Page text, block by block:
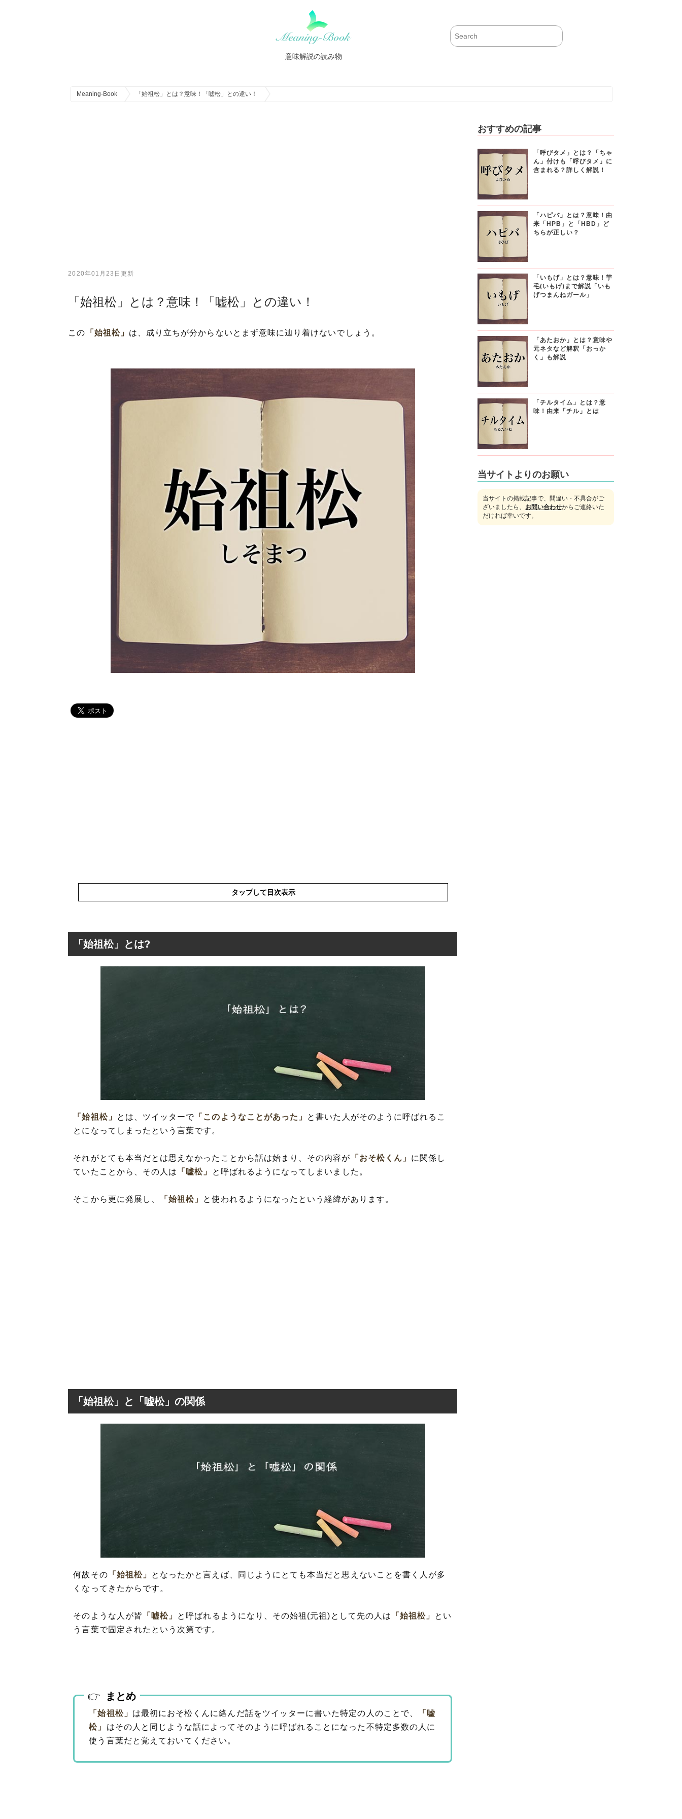
意味解説の読み物
Meaning-Book 「始祖松」とは？意味！「嘘松」との違い！
2020年01月23日更新
「始祖松」とは？意味！「嘘松」との違い！
この 「始祖松」 は、成り立ちが分からないとまず意味に辿り着けないでしょう。
タップして目次表示
「始祖松」と「嘘松」の関係
「始祖松」とは?
「始祖松」 とは、ツイッターで 「このようなことがあった」
と書いた人がそのように呼ばれるこ
とになってしまったという言葉です。
それがとても本当だとは思えなかったことから話は始まり、その内容が 「おそ松くん」 に関係し
ていたことから、その人は
「嘘松」 と呼ばれるようになってしまいました。
そこから更に発展し、 「始祖松」 と使われるようになったという経緯があります。
「始祖松」と「嘘松」の関係
何故その 「始祖松」
となったかと言えば、同じようにとても本当だと思えないことを書く人が多
くなってきたからです。
そのような人が皆 「嘘松」 と呼ばれるようになり、その始祖(元祖)として先の人は 「始祖松」 とい
う言葉で固定されたという次第です。
まとめ
「始祖松」 は最初におそ松くんに絡んだ話をツイッターに書いた特定の人のことで、
「嘘
松」 はその人と同じような話によってそのように呼ばれることになった不特定多数の人に
使う言葉だと覚えておいてください。
おすすめの記事
「呼びタメ」とは？「ちゃ
ん」付けも「呼びタメ」に
含まれる？詳しく解説！
「ハピバ」とは？意味！由
来「HPB」と「HBD」ど
ちらが正しい？
「いもげ」とは？意味！芋
毛(いもげ)まで解説「いも
げつまんねガール」
「あたおか」とは？意味や
元ネタなど解釈「おっか
く」も解説
「チルタイム」とは？意
味！由来「チル」とは
当サイトよりのお願い
当サイトの掲載記事で、間違い・不具合がご
ざいましたら、 お問い合わせからご連絡いた
だければ幸いです。